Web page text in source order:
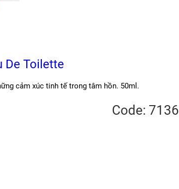
De Toilette
cảm xúc tinh tế trong tâm hồn. 50ml.
Code: 7136